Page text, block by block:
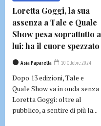
Loretta Goggi, la sua
assenza a Tale e Quale
Show pesa soprattutto a
lui: ha il cuore spezzato
Asia Paparella 10 Ottobre 2024
Dopo 13 edizioni, Tale e
Quale Show va in onda senza
Loretta Goggi: oltre al
pubblico, a sentire di più la...